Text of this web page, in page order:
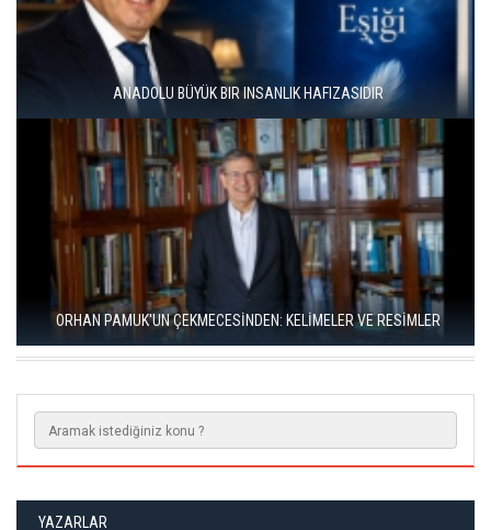
RIZA SÖNMEZ: ‘ANADOLU, SANILDIĞINDAN ÇOK DAHA VEGAN"
TARIHIN TERS YÜZ EDILDIĞI BIR ROMAN: “YÜKSEK ŞATODAKI
ADAM”
YAZARLAR